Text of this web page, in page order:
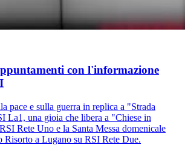
con l'informazione
pace e sulla guerra in replica a "Strada
La1, una gioia che libera a "Chiese in
Rete Uno e la Santa Messa domenicale
Risorto a Lugano su RSI Rete Due.